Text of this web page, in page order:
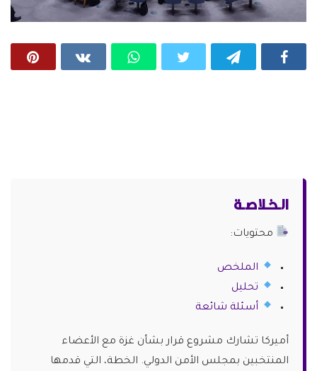
الـخـلاصـة
محتويات:
الملخص
تحليل
أسئلة شائعة
أميركا تشارك مشروع قرار بشأن غزة مع الأعضاء
المنتخبين بمجلس الأمن الدولي. الخطة، التي قدمها